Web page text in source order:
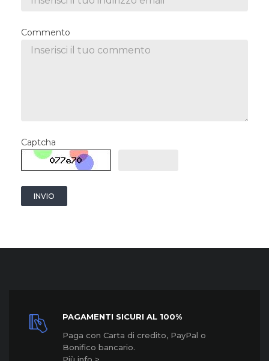
Commento
Captcha
INVIO
PAGAMENTI SICURI AL 100%
Paga con Carta di credito, PayPal o
Bonifico bancario.